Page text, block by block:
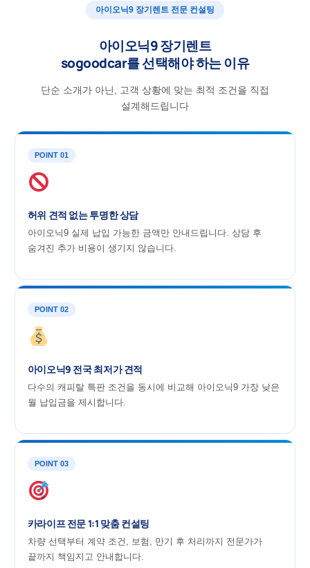
아이오닉9 장기렌트 전문 컨설팅
아이오닉9 장기렌트
sogoodcar를 선택해야 하는 이유
단순 소개가 아닌, 고객 상황에 맞는 최적 조건을 직접
설계해드립니다
POINT 01
허위 견적 없는 투명한 상담
아이오닉9 실제 납입 가능한 금액만 안내드립니다. 상담 후
숨겨진 추가 비용이 생기지 않습니다.
POINT 02
아이오닉9 전국 최저가 견적
다수의 캐피탈 특판 조건을 동시에 비교해 아이오닉9 가장 낮은
월 납입금을 제시합니다.
POINT 03
카라이프 전문 1:1 맞춤 컨설팅
차량 선택부터 계약 조건, 보험, 만기 후 처리까지 전문가가
끝까지 책임지고 안내합니다.